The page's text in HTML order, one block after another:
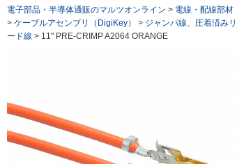
電子部品・半導体通販のマルツオンライン > 電線・配線部材
> ケーブルアセンブリ（DigiKey） > ジャンパ線、圧着済みリ
ード線 > 11" PRE-CRIMP A2064 ORANGE